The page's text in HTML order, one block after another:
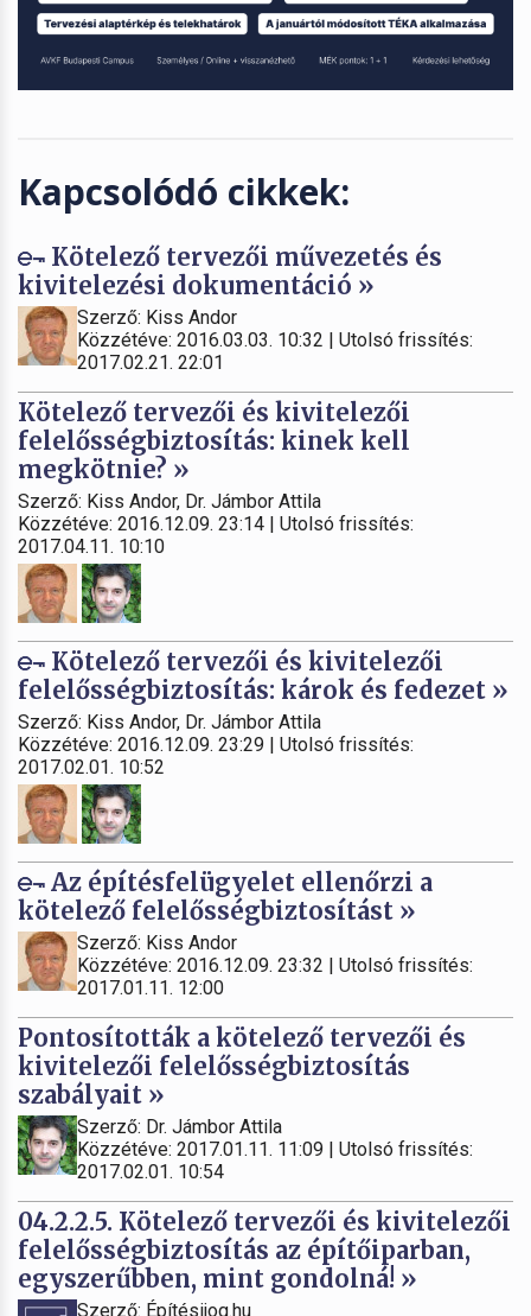
Kapcsolódó cikkek:
Kötelező tervezői művezetés és
kivitelezési dokumentáció »
Szerző: Kiss Andor
Közzétéve: 2016.03.03. 10:32 | Utolsó frissítés:
2017.02.21. 22:01
Kötelező tervezői és kivitelezői
felelősségbiztosítás: kinek kell
megkötnie? »
Szerző: Kiss Andor, Dr. Jámbor Attila
Közzétéve: 2016.12.09. 23:14 | Utolsó frissítés:
2017.04.11. 10:10
Kötelező tervezői és kivitelezői
felelősségbiztosítás: károk és fedezet »
Szerző: Kiss Andor, Dr. Jámbor Attila
Közzétéve: 2016.12.09. 23:29 | Utolsó frissítés:
2017.02.01. 10:52
Az építésfelügyelet ellenőrzi a
kötelező felelősségbiztosítást »
Szerző: Kiss Andor
Közzétéve: 2016.12.09. 23:32 | Utolsó frissítés:
2017.01.11. 12:00
Pontosították a kötelező tervezői és
kivitelezői felelősségbiztosítás
szabályait »
Szerző: Dr. Jámbor Attila
Közzétéve: 2017.01.11. 11:09 | Utolsó frissítés:
2017.02.01. 10:54
04.2.2.5. Kötelező tervezői és kivitelezői
felelősségbiztosítás az építőiparban,
egyszerűbben, mint gondolná! »
Szerző: Építésijog.hu